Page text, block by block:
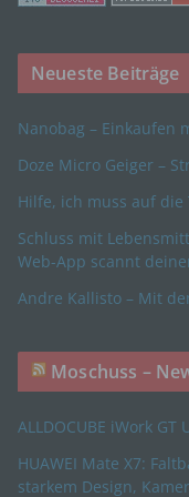
Neueste Beiträge
Nanobag – Einkaufen
Doze Micro Geiger –
Hilfe, ich muss auf die
Schluss mit
Web-App scannt
Andre Kallisto – Mit
Moschuss –
ALLDOCUBE iWork
HUAWEI Mate X7:
starkem Design,
Verarbeitung ist
automatisierter
oder jede solche
Zusammenhang
das Ordnen, die
Veränderung,
Verwendung,
Verbreitung oder
Bereitstellung,
d)
Einschränkung